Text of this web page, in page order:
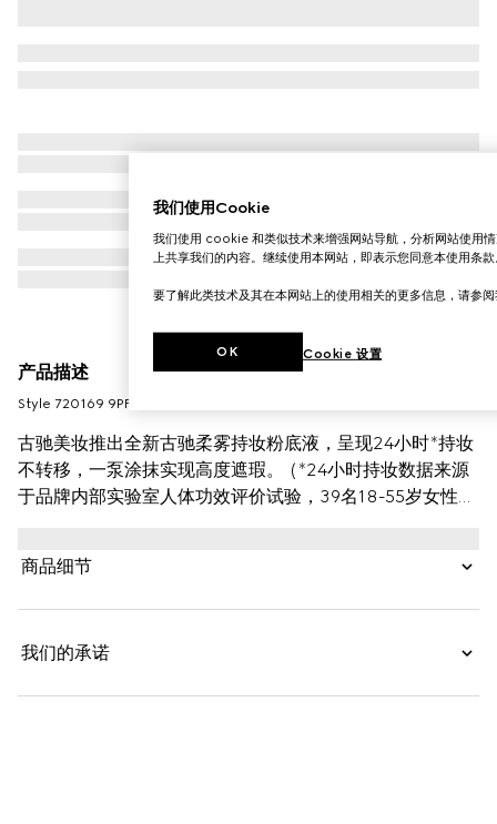
产品描述
Style ‎720169 9PFWW 9110
古驰美妆推出全新古驰柔雾持妆粉底液，呈现24小时*持妆
不转移，一泵涂抹实现高度遮瑕。 (*24小时持妆数据来源
于品牌内部实验室人体功效评价试验，39名18-55岁女性受
面部水润舒缓，营造柔焦舒适的自然哑光妆效。这款粉底液
面部水润舒缓同时令肌肤倍感舒适。 （*黑玫瑰油指配方中
商品细节
我们的承诺
我们使用Cookie
我们使用 cookie 和类似技术来增强网站导航，分析网站使用
上共享我们的内容。继续使用本网站，即表示您同意本使用条
要了解此类技术及其在本网站上的使用相关的更多信息，请参
Cookie 设置
OK